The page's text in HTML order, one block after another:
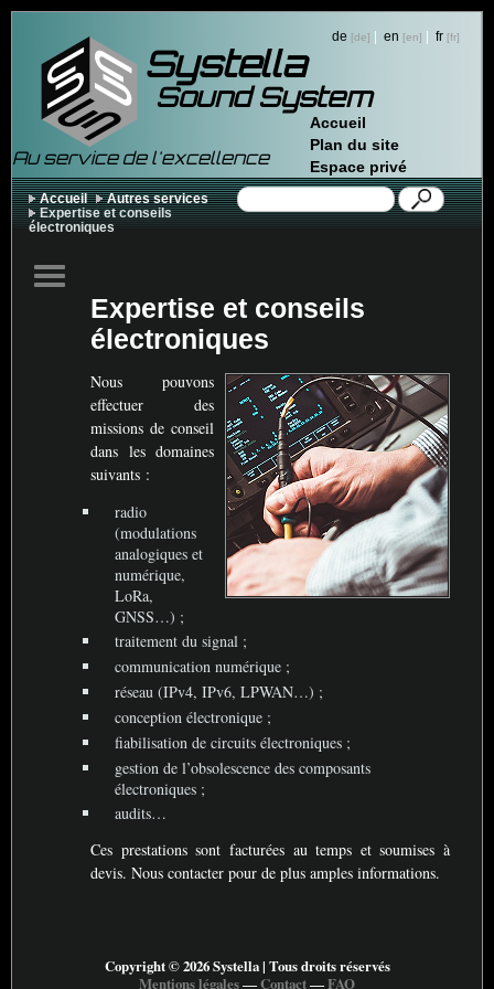
Systella
Au service de l'excellence
Sound System
de | en | fr
Accueil
Plan du site
Espace privé
Accueil
Autres services
Expertise et conseils
électroniques
Expertise et conseils
électroniques
Nous pouvons
effectuer des
missions de conseil
dans les domaines
suivants :
radio
(modulations
analogiques et
numérique,
LoRa,
GNSS…) ;
traitement du signal ;
communication numérique ;
réseau (IPv4, IPv6,LPWAN…) ;
conception électronique ;
fiabilisation de circuits électroniques ;
gestion de l’obsolescence des composants
électroniques ;
audits…
Ces prestations sont facturées au temps et soumises à
devis. Nous contacter pour de plus amples informations.
Copyright © 2026 Systella | Tous droits réservés
Mentions légales―Contact―FAQ